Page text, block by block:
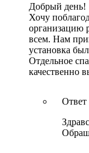
Добрый день!
Хочу
организацию
всем. Нам
установка
Отдельное
качественно
Ответ